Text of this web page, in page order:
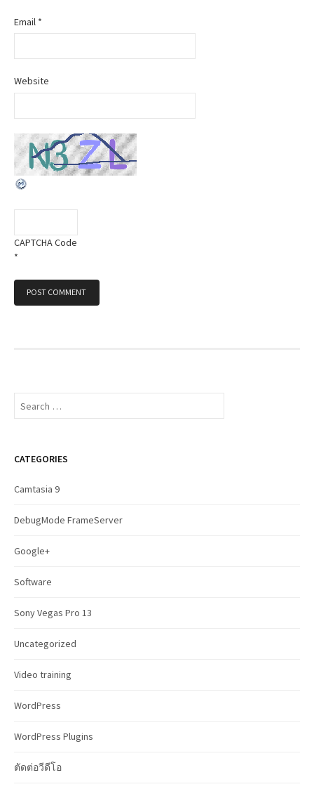
o
n
Email *
Website
CAPTCHA Code
*
S
c
f
r
CATEGORIES
Camtasia 9
DebugMode FrameServer
Google+
Software
Sony Vegas Pro 13
Uncategorized
Video training
WordPress
WordPress Plugins
ตัดต่อวีดีโอ